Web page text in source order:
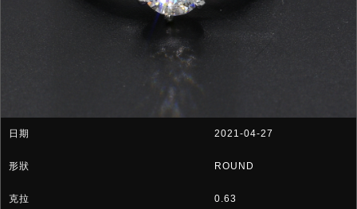
2021-04-27
ROUND
0.63